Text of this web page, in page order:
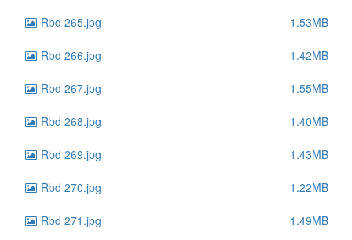
Rbd 265.jpg 1.53MB
Rbd 266.jpg 1.42MB
Rbd 267.jpg 1.55MB
Rbd 268.jpg 1.40MB
Rbd 269.jpg 1.43MB
Rbd 270.jpg 1.22MB
Rbd 271.jpg 1.49MB